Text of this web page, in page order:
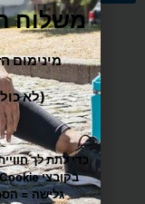
משלוח
מינימום
(לא
כדי לתת לך
גלישה =